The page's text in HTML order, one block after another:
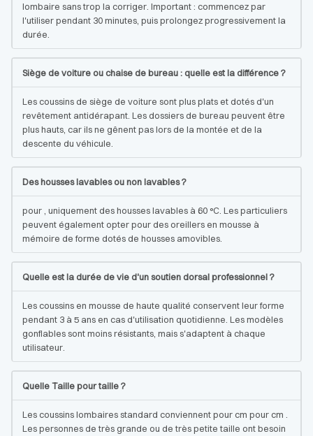
lombaire sans trop la corriger. Important : commencez par
l'utiliser pendant 30 minutes, puis prolongez progressivement la
durée.
Siège de voiture ou chaise de bureau : quelle est la différence ?
Les coussins de siège de voiture sont plus plats et dotés d'un
revêtement antidérapant. Les dossiers de bureau peuvent être
plus hauts, car ils ne gênent pas lors de la montée et de la
descente du véhicule.
Des housses lavables ou non lavables ?
pour , uniquement des housses lavables à 60 °C. Les particuliers
peuvent également opter pour des oreillers en mousse à
mémoire de forme dotés de housses amovibles.
Quelle est la durée de vie d'un soutien dorsal professionnel ?
Les coussins en mousse de haute qualité conservent leur forme
pendant 3 à 5 ans en cas d'utilisation quotidienne. Les modèles
gonflables sont moins résistants, mais s'adaptent à chaque
utilisateur.
Quelle Taille pour taille ?
Les coussins lombaires standard conviennent pour cm pour cm .
Les personnes de très grande ou de très petite taille ont besoin